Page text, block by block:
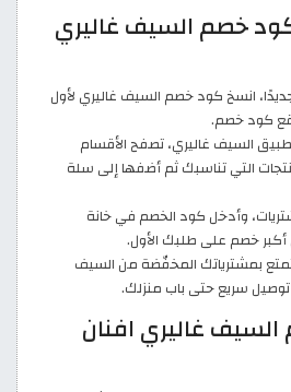
خصم السيف غاليري
انسخ كود خصم السيف غاليري لأول
كود خصم.
السيف غاليري، تصفح الأقسام
التي تناسبك ثم أضفها إلى سلة
وأدخل كود الخصم في خانة
أكبر خصم على طلبك الأول.
بمشترياتك المخفّضة من السيف
توصيل سريع حتى باب منزلك.
غاليري افنان